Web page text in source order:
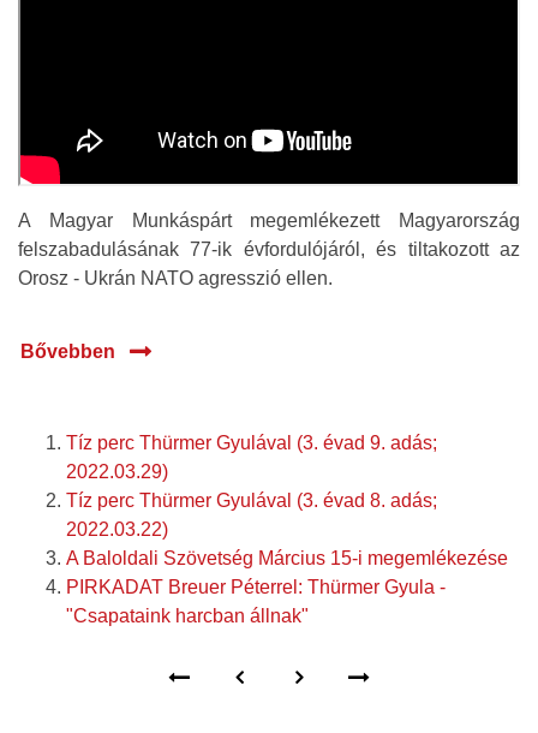
A Magyar Munkáspárt megemlékezett Magyarország
felszabadulásának 77-ik évfordulójáról, és tiltakozott az
Orosz - Ukrán NATO agresszió ellen.
Bővebben
Tíz perc Thürmer Gyulával (3. évad 9. adás;
2022.03.29)
Tíz perc Thürmer Gyulával (3. évad 8. adás;
2022.03.22)
A Baloldali Szövetség Március 15-i megemlékezése
PIRKADAT Breuer Péterrel: Thürmer Gyula -
"Csapataink harcban állnak"